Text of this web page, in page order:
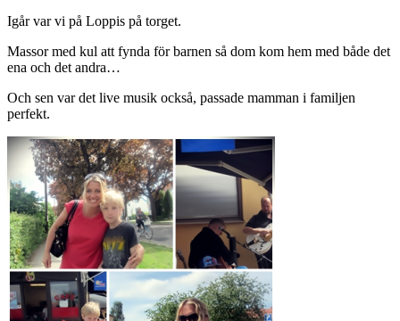
Igår var vi på Loppis på torget.
Massor med kul att fynda för barnen så dom kom hem med både det
ena och det andra…
Och sen var det live musik också, passade mamman i familjen
perfekt.